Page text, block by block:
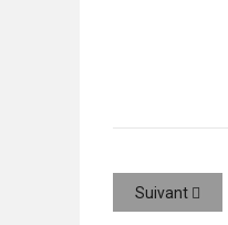
Suivant